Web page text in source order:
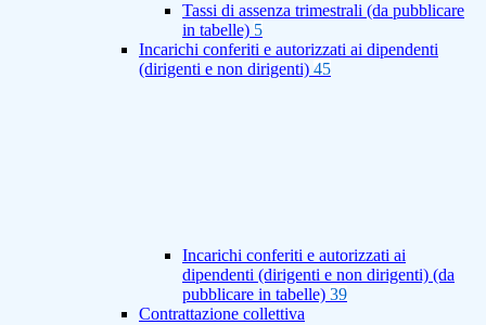
Tassi di assenza trimestrali (da pubblicare
in tabelle) 5
Incarichi conferiti e autorizzati ai dipendenti
(dirigenti e non dirigenti) 45
Incarichi conferiti e autorizzati ai
dipendenti (dirigenti e non dirigenti) (da
pubblicare in tabelle) 39
Contrattazione collettiva